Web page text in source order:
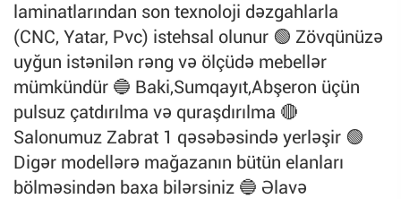
laminatlarından son texnoloji dəzgahlarla
(CNC, Yatar, Pvc) istehsal olunur 🟢 Zövqünüzə
uyğun istənilən rəng və ölçüdə mebellər
mümkündür 🔵 Baki,Sumqayıt,Abşeron üçün
pulsuz çatdırılma və quraşdırılma 🔴
Salonumuz Zabrat 1 qəsəbəsində yerləşir 🟢
Digər modellərə mağazanın bütün elanları
bölməsindən baxa bilərsiniz 🔵 Əlavə